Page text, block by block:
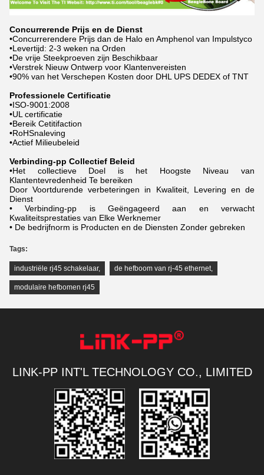
Concurrerende Prijs en de Dienst
•Concurrerendere Prijs dan de Halo en Amphenol van Impulstyco
•Levertijd: 2-3 weken na Orden
•De vrije Steekproeven zijn Beschikbaar
•Verstrek Nieuw Ontwerp voor Klantenvereisten
•90% van het Verschepen Kosten door DHL UPS DEDEX of TNT
Professionele Certificatie
•ISO-9001:2008
•UL certificatie
•Bereik Cetitifaction
•RoHSnaleving
•Actief Milieubeleid
Verbinding-pp Collectief Beleid
•Het collectieve Doel is het Hoogste Niveau van
Klantentevredenheid Te bereiken
Door Voortdurende verbeteringen in Kwaliteit, Levering en de
Dienst
• Verbinding-pp is Geëngageerd aan en verwacht
Kwaliteitsprestaties van Elke Werknemer
• De bedrijfnorm is Producten en de Diensten Zonder gebreken
Tags:
industriële rj45 schakelaar, de hefboom van rj-45 ethernet
modulaire hefbomen rj45
LINK-PP INT'L TECHNOLOGY CO., LIMITED